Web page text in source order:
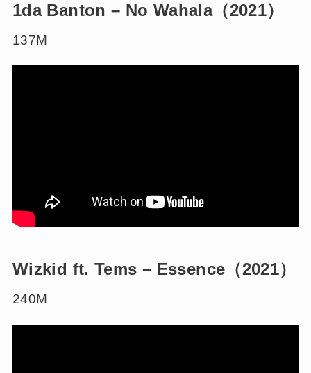
1da Banton – No Wahala（2021）
137M
Wizkid ft. Tems – Essence（2021）
240M